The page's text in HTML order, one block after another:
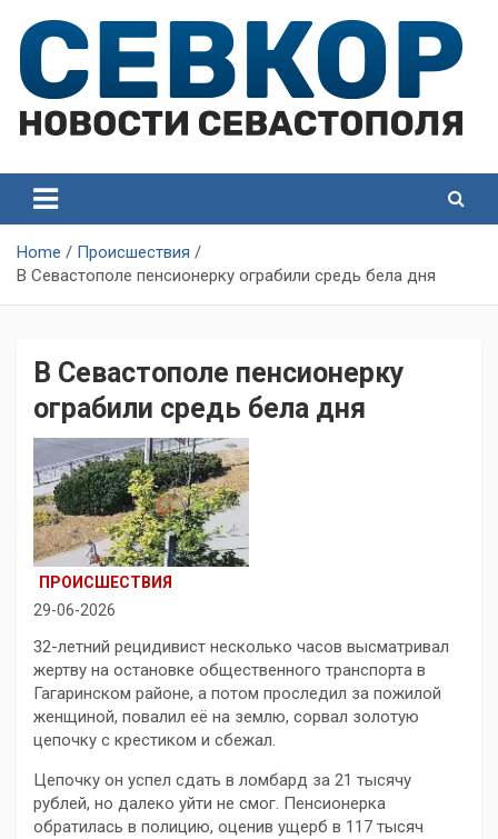
content
Севастополя
Севастополя
Home
Происшествия
В Севастополе пенсионерку ограбили средь бела дня
В Севастополе пенсионерку
ограбили средь бела дня
ПРОИСШЕСТВИЯ
29-06-2026
32-летний рецидивист несколько часов высматривал
жертву на остановке общественного транспорта в
Гагаринском районе, а потом проследил за пожилой
женщиной, повалил её на землю, сорвал золотую
цепочку с крестиком и сбежал.
Цепочку он успел сдать в ломбард за 21 тысячу
рублей, но далеко уйти не смог. Пенсионерка
обратилась в полицию, оценив ущерб в 117 тысяч